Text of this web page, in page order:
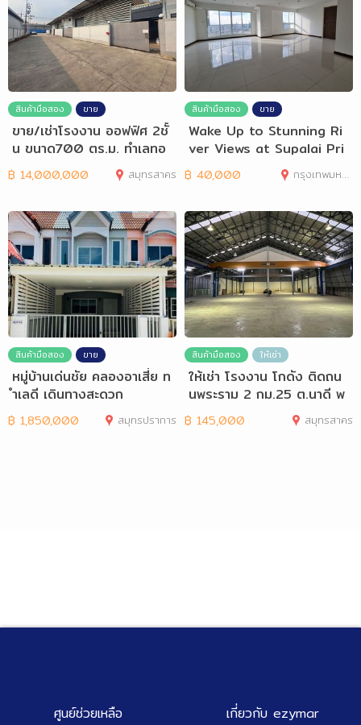
สินค้ามือสอง ขาย
ขาย/เช่าโรงงาน ออฟฟิศ 2ชั้
น ขนาด700 ตร.ม. ทำเลทอ
ง
฿ 14,000,000 สมุทรสาคร
สินค้ามือสอง ขาย
Wake Up to Stunning Ri
ver Views at Supalai Pri
ma Riva
฿ 40,000 กรุงเทพมหานคร
สินค้ามือสอง ขาย
หมู่บ้านเด่นชัย คลองอาเสี่ย ท
ำเลดี เดินทางสะดวก
฿ 1,850,000 สมุทรปราการ
สินค้ามือสอง ให้เช่า
ให้เช่า โรงงาน โกดัง ติดถน
นพระราม 2 กม.25 ต.นาดี พ
ร้อมหอพัก
฿ 145,000 สมุทรสาคร
ศูนย์ช่วยเหลือ เกี่ยวกับ ezymar